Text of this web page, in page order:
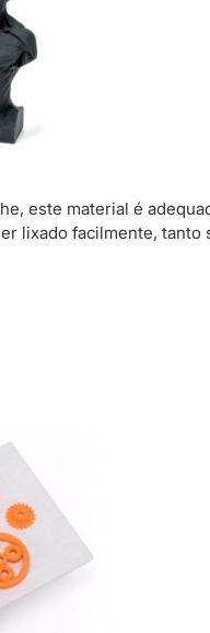
este material é
lixado facilmente, tanto